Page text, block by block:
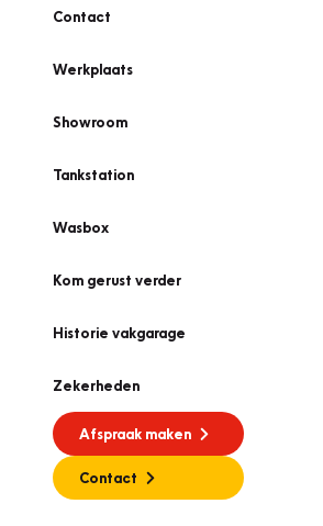
Contact
Werkplaats
Showroom
Tankstation
Wasbox
Kom gerust verder
Historie vakgarage
Zekerheden
Afspraak maken
Contact